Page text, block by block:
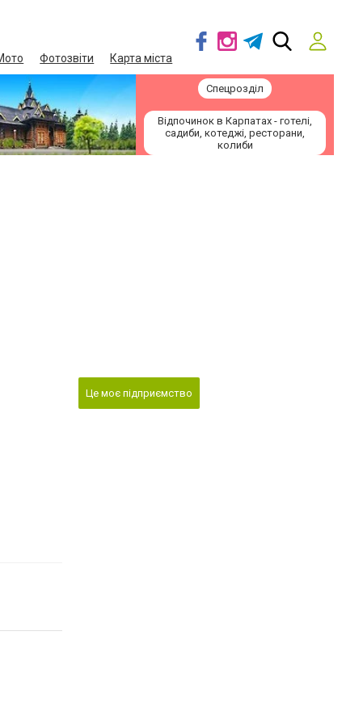
Фотозвіти Карта міста
Спецрозділ
Відпочинок в Карпатах - готелі,
садиби, котеджі, ресторани,
колиби
Це моє підприємство